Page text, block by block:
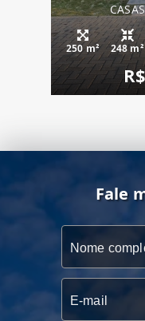
250 m² 248 m²
Fale